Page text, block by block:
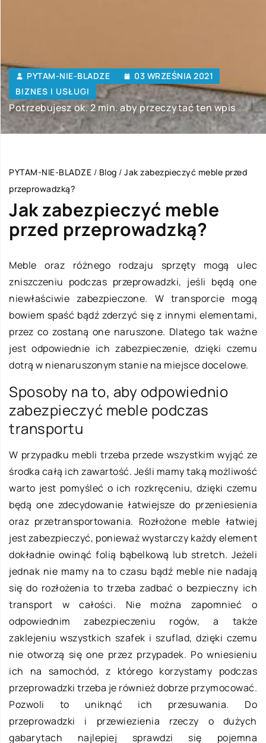
PYTAM-NIE-BLADZE
03 WRZEŚNIA 2021
BIZNES I USŁUGI
Potrzebujesz ok. 2 min. aby przeczytać ten wpis
PYTAM-NIE-BLADZE / Blog / Jak zabezpieczyć meble przed
przeprowadzką?
Jak zabezpieczyć meble
przed przeprowadzką?
Meble oraz różnego rodzaju sprzęty mogą ulec
zniszczeniu podczas przeprowadzki, jeśli będą one
niewłaściwie zabezpieczone. W transporcie mogą
bowiem spaść bądź zderzyć się z innymi elementami,
przez co zostaną one naruszone. Dlatego tak ważne
jest odpowiednie ich zabezpieczenie, dzięki czemu
dotrą w nienaruszonym stanie na miejsce docelowe.
Sposoby na to, aby odpowiednio
zabezpieczyć meble podczas
transportu
W przypadku mebli trzeba przede wszystkim wyjąć ze
środka całą ich zawartość. Jeśli mamy taką możliwość
warto jest pomyśleć o ich rozkręceniu, dzięki czemu
będą one zdecydowanie łatwiejsze do przeniesienia
oraz przetransportowania. Rozłożone meble łatwiej
jest zabezpieczyć, ponieważ wystarczy każdy element
dokładnie owinąć folią bąbelkową lub stretch. Jeżeli
jednak nie mamy na to czasu bądź meble nie nadają
się do rozłożenia to trzeba zadbać o bezpieczny ich
transport w całości. Nie można zapomnieć o
odpowiednim zabezpieczeniu rogów, a także
zaklejeniu wszystkich szafek i szuflad, dzięki czemu
nie otworzą się one przez przypadek. Po wniesieniu
ich na samochód, z którego korzystamy podczas
przeprowadzki trzeba je również dobrze przymocować.
Pozwoli to uniknąć ich przesuwania. Do
przeprowadzki i przewiezienia rzeczy o dużych
gabarytach najlepiej sprawdzi się pojemna